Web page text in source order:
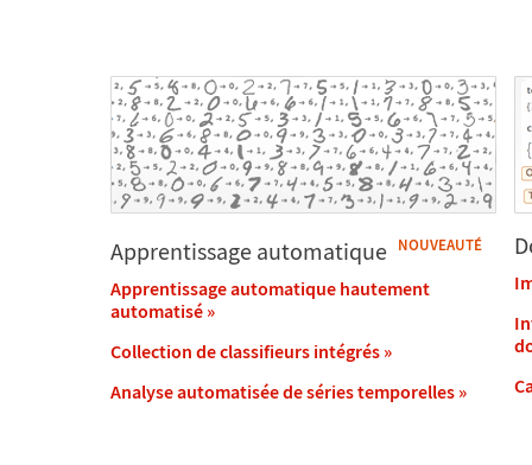
Apprentissage automatique NOUVEAUTÉ
Apprentissage automatique hautement
automatisé »
Collection de classifieurs intégrés »
Analyse automatisée de séries temporelles »